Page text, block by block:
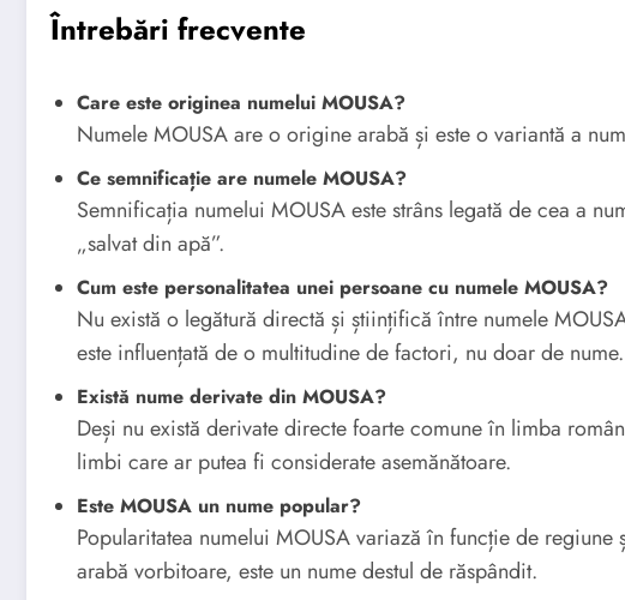
Întrebări frecvente
Care este originea numelui MOUSA?
Numele MOUSA are o origine arabă și este o variantă a
Ce semnificație are numele MOUSA?
Semnificația numelui MOUSA este strâns legată de cea a
„salvat din apă”.
Cum este personalitatea unei persoane cu numele MOUSA?
Nu există o legătură directă și științifică între numele
este influențată de o multitudine de factori, nu doar de nume.
Există nume derivate din MOUSA?
Deși nu există derivate directe foarte comune în limba
limbi care ar putea fi considerate asemănătoare.
Este MOUSA un nume popular?
Popularitatea numelui MOUSA variază în funcție de
arabă vorbitoare, este un nume destul de răspândit.